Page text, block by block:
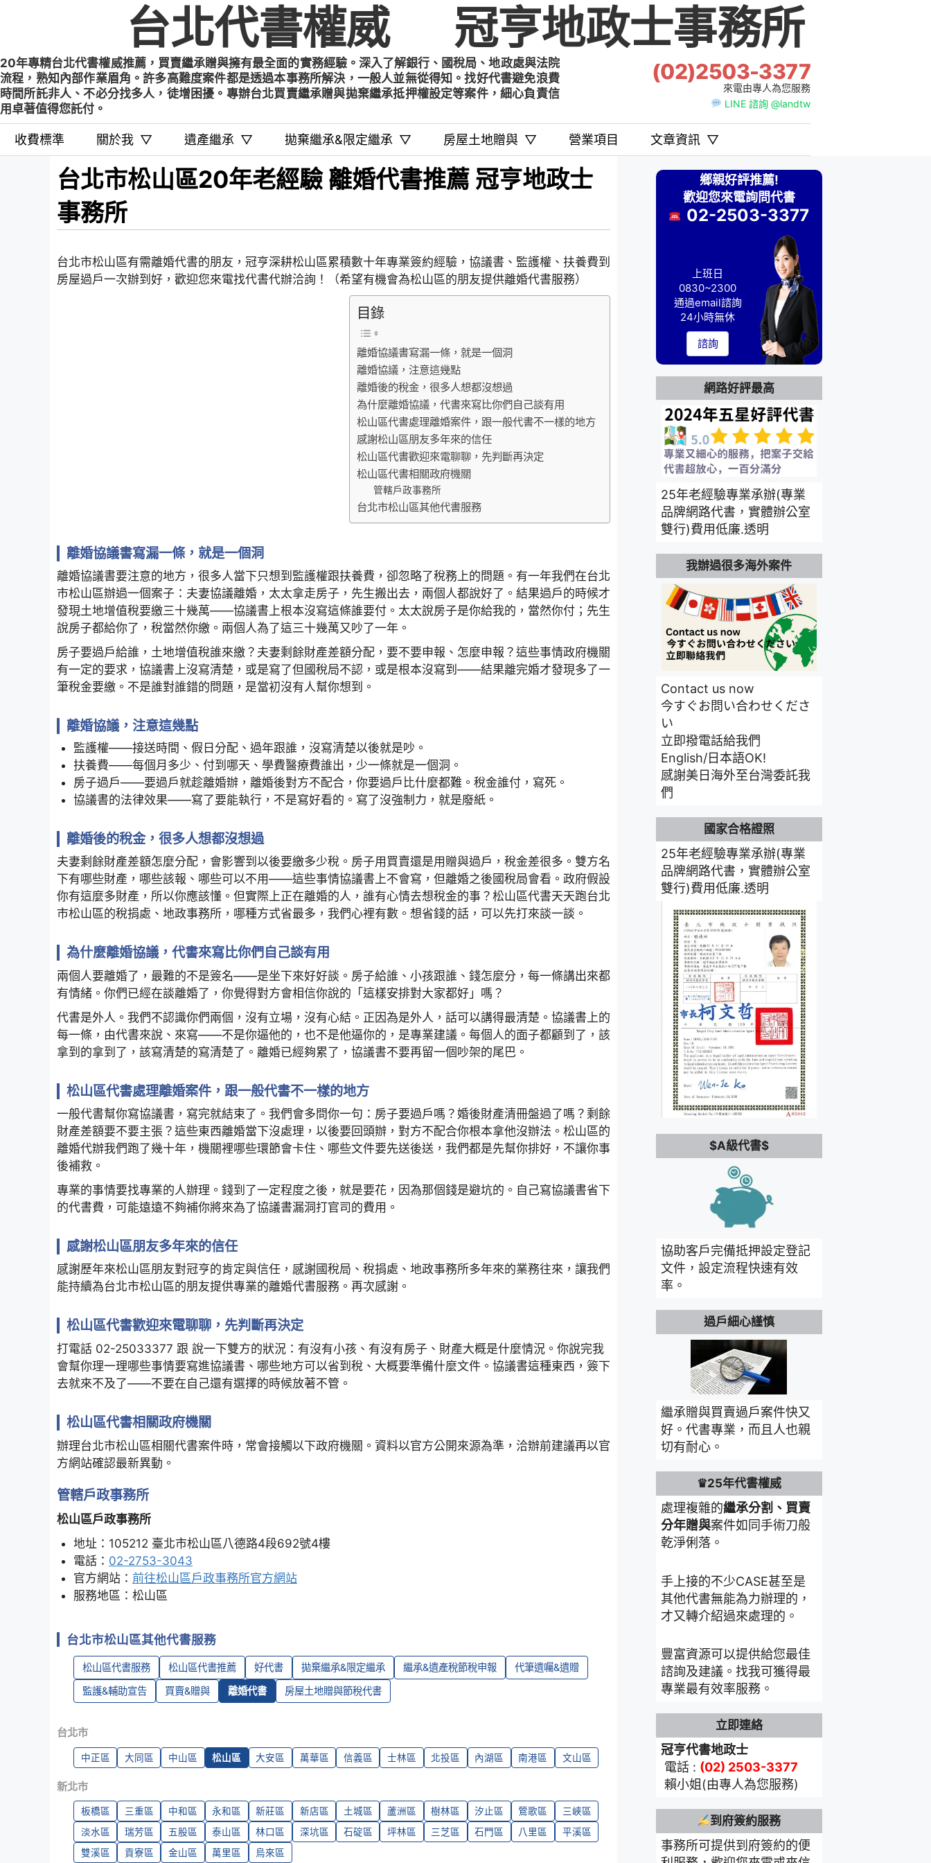
台北代書權威 冠亨地政士事務所
20年專精台北代書權威推薦，買賣繼承贈與擁有最全面的實務經驗。深入了解銀行、國稅局、地政處與法院
流程，熟知內部作業眉角。許多高難度案件都是透過本事務所解決，一般人並無從得知。找好代書避免浪費
時間所託非人、不必分找多人，徒增困擾。專辦台北買賣繼承贈與拋棄繼承抵押權設定等案件，細心負責信
用卓著值得您託付。
(02)2503-3377
來電由專人為您服務
LINE 諮詢 @landtw
收費標準 關於我 ▽ 遺產繼承 ▽ 拋棄繼承&限定繼承 ▽ 房屋土地贈與 ▽ 營業項目 文章資訊 ▽
台北市松山區20年老經驗 離婚代書推薦 冠亨地政士
事務所
台北市松山區有需離婚代書的朋友，冠亨深耕松山區累積數十年專業簽約經驗，協議書、監護權、扶養費到
房屋過戶一次辦到好，歡迎您來電找代書代辦洽詢！（希望有機會為松山區的朋友提供離婚代書服務）
目錄
離婚協議書寫漏一條，就是一個洞
離婚協議，注意這幾點
離婚後的稅金，很多人想都沒想過
為什麼離婚協議，代書來寫比你們自己談有用
松山區代書處理離婚案件，跟一般代書不一樣的地方
感謝松山區朋友多年來的信任
松山區代書歡迎來電聊聊，先判斷再決定
松山區代書相關政府機關
管轄戶政事務所
台北市松山區其他代書服務
離婚協議書寫漏一條，就是一個洞
離婚協議書要注意的地方，很多人當下只想到監護權跟扶養費，卻忽略了稅務上的問題。有一年我們在台北
市松山區辦過一個案子：夫妻協議離婚，太太拿走房子，先生搬出去，兩個人都說好了。結果過戶的時候才
發現土地增值稅要繳三十幾萬——協議書上根本沒寫這條誰要付。太太說房子是你給我的，當然你付；先生
說房子都給你了，稅當然你繳。兩個人為了這三十幾萬又吵了一年。
房子要過戶給誰，土地增值稅誰來繳？夫妻剩餘財產差額分配，要不要申報、怎麼申報？這些事情政府機關
有一定的要求，協議書上沒寫清楚，或是寫了但國稅局不認，或是根本沒寫到——結果離完婚才發現多了一
筆稅金要繳。不是誰對誰錯的問題，是當初沒有人幫你想到。
離婚協議，注意這幾點
監護權——接送時間、假日分配、過年跟誰，沒寫清楚以後就是吵。
扶養費——每個月多少、付到哪天、學費醫療費誰出，少一條就是一個洞。
房子過戶——要過戶就趁離婚辦，離婚後對方不配合，你要過戶比什麼都難。稅金誰付，寫死。
協議書的法律效果——寫了要能執行，不是寫好看的。寫了沒強制力，就是廢紙。
離婚後的稅金，很多人想都沒想過
夫妻剩餘財產差額怎麼分配，會影響到以後要繳多少稅。房子用買賣還是用贈與過戶，稅金差很多。雙方名
下有哪些財產，哪些該報、哪些可以不用——這些事情協議書上不會寫，但離婚之後國稅局會看。政府假設
你有這麼多財產，所以你應該懂。但實際上正在離婚的人，誰有心情去想稅金的事？松山區代書天天跑台北
市松山區的稅捐處、地政事務所，哪種方式省最多，我們心裡有數。想省錢的話，可以先打來談一談。
為什麼離婚協議，代書來寫比你們自己談有用
兩個人要離婚了，最難的不是簽名——是坐下來好好談。房子給誰、小孩跟誰、錢怎麼分，每一條講出來都
有情緒。你們已經在談離婚了，你覺得對方會相信你說的「這樣安排對大家都好」嗎？
代書是外人。我們不認識你們兩個，沒有立場，沒有心結。正因為是外人，話可以講得最清楚。協議書上的
每一條，由代書來說、來寫——不是你逼他的，也不是他逼你的，是專業建議。每個人的面子都顧到了，該
拿到的拿到了，該寫清楚的寫清楚了。離婚已經夠累了，協議書不要再留一個吵架的尾巴。
松山區代書處理離婚案件，跟一般代書不一樣的地方
一般代書幫你寫協議書，寫完就結束了。我們會多問你一句：房子要過戶嗎？婚後財產清冊盤過了嗎？剩餘
財產差額要不要主張？這些東西離婚當下沒處理，以後要回頭辦，對方不配合你根本拿他沒辦法。松山區的
離婚代辦我們跑了幾十年，機關裡哪些環節會卡住、哪些文件要先送後送，我們都是先幫你排好，不讓你事
後補救。
專業的事情要找專業的人辦理。錢到了一定程度之後，就是要花，因為那個錢是避坑的。自己寫協議書省下
的代書費，可能遠遠不夠補你將來為了協議書漏洞打官司的費用。
感謝松山區朋友多年來的信任
感謝歷年來松山區朋友對冠亨的肯定與信任，感謝國稅局、稅捐處、地政事務所多年來的業務往來，讓我們
能持續為台北市松山區的朋友提供專業的離婚代書服務。再次感謝。
松山區代書歡迎來電聊聊，先判斷再決定
打電話 02-25033377 跟 說一下雙方的狀況：有沒有小孩、有沒有房子、財產大概是什麼情況。你說完我
會幫你理一理哪些事情要寫進協議書、哪些地方可以省到稅、大概要準備什麼文件。協議書這種東西，簽下
去就來不及了——不要在自己還有選擇的時候放著不管。
松山區代書相關政府機關
辦理台北市松山區相關代書案件時，常會接觸以下政府機關。資料以官方公開來源為準，洽辦前建議再以官
方網站確認最新異動。
管轄戶政事務所
松山區戶政事務所
地址：105212 臺北市松山區八德路4段692號4樓
電話： 02-2753-3043
官方網站： 前往松山區戶政事務所官方網站
服務地區：松山區
台北市松山區其他代書服務
松山區代書服務 松山區代書推薦 好代書 拋棄繼承&限定繼承 繼承&遺產稅節稅申報 代筆遺囑&遺贈
監護&輔助宣告 買賣&贈與 離婚代書 房屋土地贈與節稅代書
台北市
中正區 大同區 中山區 松山區 大安區 萬華區 信義區 士林區 北投區 內湖區 南港區 文山區
新北市
板橋區 三重區 中和區 永和區 新莊區 新店區 土城區 蘆洲區 樹林區 汐止區 鶯歌區
三峽區
淡水區
瑞芳區 五股區 泰山區 林口區 深坑區 石碇區 坪林區 三芝區 石門區 八里區
平溪區
雙溪區
貢寮區 金山區 萬里區 烏來區
鄉親好評推薦!
歡迎您來電詢問代書
02-2503-3377
上班日
0830~2300
通過email諮詢
24小時無休
諮詢
網路好評最高
25年老經驗專業承辦(專業
品牌網路代書，實體辦公室
雙行)費用低廉.透明
我辦過很多海外案件
Contact us now
今すぐお問い合わせくださ
い
立即撥電話給我們
English/日本語OK!
感謝美日海外至台灣委託我
們
國家合格證照
25年老經驗專業承辦(專業
品牌網路代書，實體辦公室
雙行)費用低廉.透明
$A級代書$
協助客戶完備抵押設定登記
文件，設定流程快速有效
率。
過戶細心謹慎
繼承贈與買賣過戶案件快又
好。代書專業，而且人也親
切有耐心。
♛25年代書權威
處理複雜的繼承分割、買賣
分年贈與案件如同手術刀般
乾淨俐落。
手上接的不少CASE甚至是
其他代書無能為力辦理的，
才又轉介紹過來處理的。
豐富資源可以提供給您最佳
諮詢及建議。找我可獲得最
專業最有效率服務。
立即連絡
冠亨代書地政士
電話 : (02) 2503-3377
賴小姐(由專人為您服務)
到府簽約服務
事務所可提供到府簽約的便